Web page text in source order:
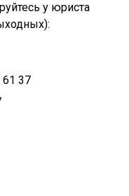
у юриста
37